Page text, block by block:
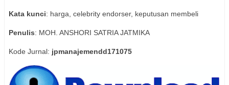
Kata kunci: harga, celebrity endorser, keputusan membeli
Penulis: MOH. ANSHORI SATRIA JATMIKA
Kode Jurnal: jpmanajemendd171075